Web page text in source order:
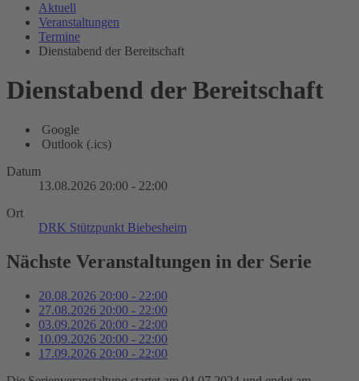
Aktuell
Veranstaltungen
Termine
Dienstabend der Bereitschaft
Dienstabend der Bereitschaft
Google
Outlook (.ics)
Datum
13.08.2026 20:00 - 22:00
Ort
DRK Stützpunkt Biebesheim
Nächste Veranstaltungen in der Serie
20.08.2026 20:00 - 22:00
27.08.2026 20:00 - 22:00
03.09.2026 20:00 - 22:00
10.09.2026 20:00 - 22:00
17.09.2026 20:00 - 22:00